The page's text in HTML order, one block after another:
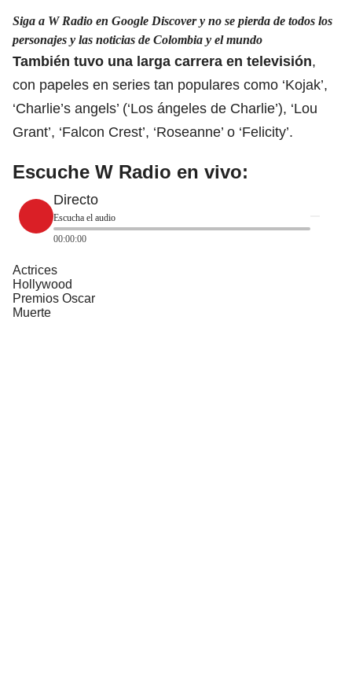
Siga a W Radio en Google Discover y no se pierda de todos los
personajes y las noticias de Colombia y el mundo
También tuvo una larga carrera en televisión,
con papeles en series tan populares como ‘Kojak’,
‘Charlie’s angels’ (‘Los ángeles de Charlie’), ‘Lou
Grant’, ‘Falcon Crest’, ‘Roseanne’ o ‘Felicity’.
Escuche W Radio en vivo:
Directo
Escucha el audio
00:00:00
Actrices
Hollywood
Premios Oscar
Muerte